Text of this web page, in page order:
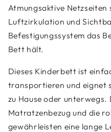
Atmungsaktive
Luftzirkulation und
Befestigungssystem das
Bett hält.
Dieses Kinderbett ist
transportieren und eignet
zu Hause oder
Matratzenbezug und die
gewährleisten eine lange